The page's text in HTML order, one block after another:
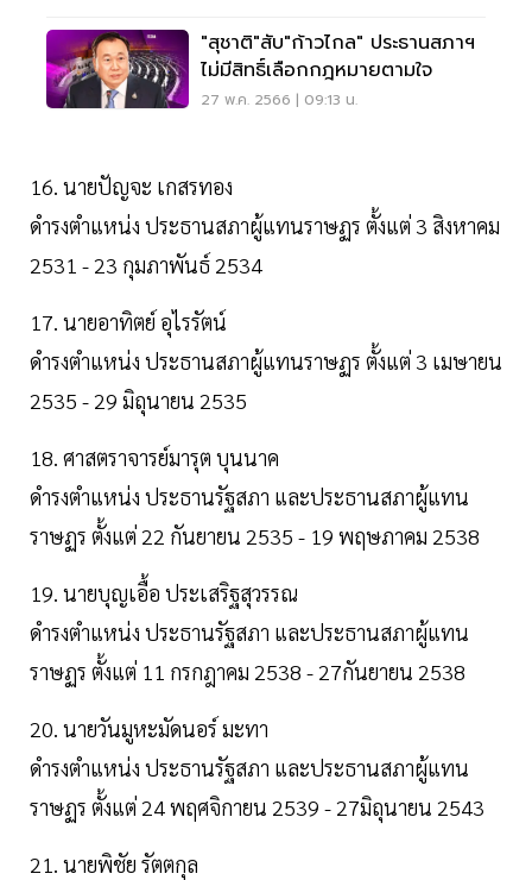
"สุชาติ"สับ"ก้าวไกล" ประธานสภาฯ
ไม่มีสิทธิ์เลือกกฎหมายตามใจ
27 พ.ค. 2566 | 09:13 น.
16. นายปัญจะ เกสรทอง
ดำรงตำแหน่ง ประธานสภาผู้แทนราษฏร ตั้งแต่ 3 สิงหาคม
2531 - 23 กุมภาพันธ์ 2534
17. นายอาทิตย์ อุไรรัตน์
ดำรงตำแหน่ง ประธานสภาผู้แทนราษฏร ตั้งแต่ 3 เมษายน
2535 - 29 มิถุนายน 2535
18. ศาสตราจารย์มารุต บุนนาค
ดำรงตำแหน่ง ประธานรัฐสภา และประธานสภาผู้แทน
ราษฏร ตั้งแต่ 22 กันยายน 2535 - 19 พฤษภาคม 2538
19. นายบุญเอื้อ ประเสริฐสุวรรณ
ดำรงตำแหน่ง ประธานรัฐสภา และประธานสภาผู้แทน
ราษฏร ตั้งแต่ 11 กรกฎาคม 2538 - 27กันยายน 2538
20. นายวันมูหะมัดนอร์ มะทา
ดำรงตำแหน่ง ประธานรัฐสภา และประธานสภาผู้แทน
ราษฏร ตั้งแต่ 24 พฤศจิกายน 2539 - 27มิถุนายน 2543
21. นายพิชัย รัตตกุล